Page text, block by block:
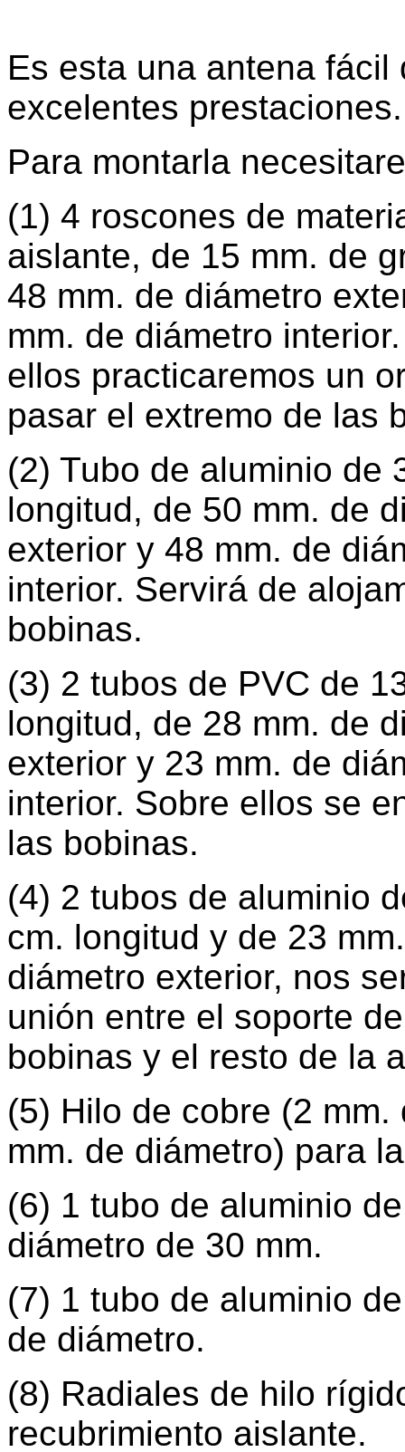
Es esta una antena
excelentes prestaciones.
Para montarla
(1) 4 roscones de
aislante, de 15 mm. de
48 mm. de diámetro
mm. de diámetro
ellos practicaremos un
pasar el extremo de las
(2) Tubo de aluminio de
longitud, de 50 mm. de
exterior y 48 mm. de
interior. Servirá de
bobinas.
(3) 2 tubos de PVC de
longitud, de 28 mm. de
exterior y 23 mm. de
interior. Sobre ellos se
las bobinas.
(4) 2 tubos de aluminio
cm. longitud y de 23
diámetro exterior, nos
unión entre el soporte
bobinas y el resto de la
(5) Hilo de cobre (2
mm. de diámetro) para
(6) 1 tubo de aluminio
diámetro de 30 mm.
(7) 1 tubo de aluminio
de diámetro.
(8) Radiales de hilo
recubrimiento aislante.